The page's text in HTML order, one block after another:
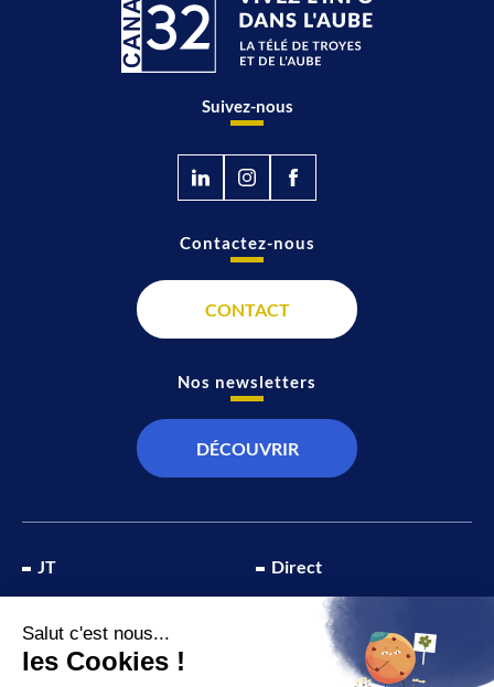
Suivez-nous
JT
ÉCONOMIE
Direct
À propos de nous
Recevoir la chaîne
Contactez-nous
CONTACT
Nos newsletters
DÉCOUVRIR